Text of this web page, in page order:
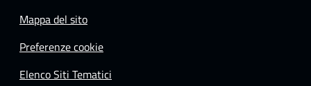
Mappa del sito
Preferenze cookie
Elenco Siti Tematici